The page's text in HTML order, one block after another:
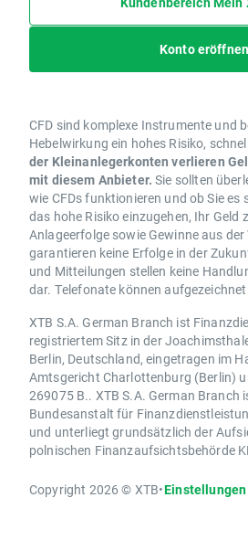
Konto eröffnen
CFD sind komplexe Instrumente und
Hebelwirkung ein hohes Risiko,
der Kleinanlegerkonten verlieren
mit diesem Anbieter. Sie sollten
wie CFDs funktionieren und ob Sie es
das hohe Risiko einzugehen, Ihr Geld
Anlageerfolge sowie Gewinne aus
garantieren keine Erfolge in der
und Mitteilungen stellen keine
dar. Telefonate können
XTB S.A. German Branch ist
registriertem Sitz in der
Berlin, Deutschland, eingetragen im
Amtsgericht Charlottenburg (Berlin)
269075 B.. XTB S.A. German Branch
Bundesanstalt für
und unterliegt grundsätzlich der
polnischen Finanzaufsichtsbehörde
Copyright 2026 © XTB•